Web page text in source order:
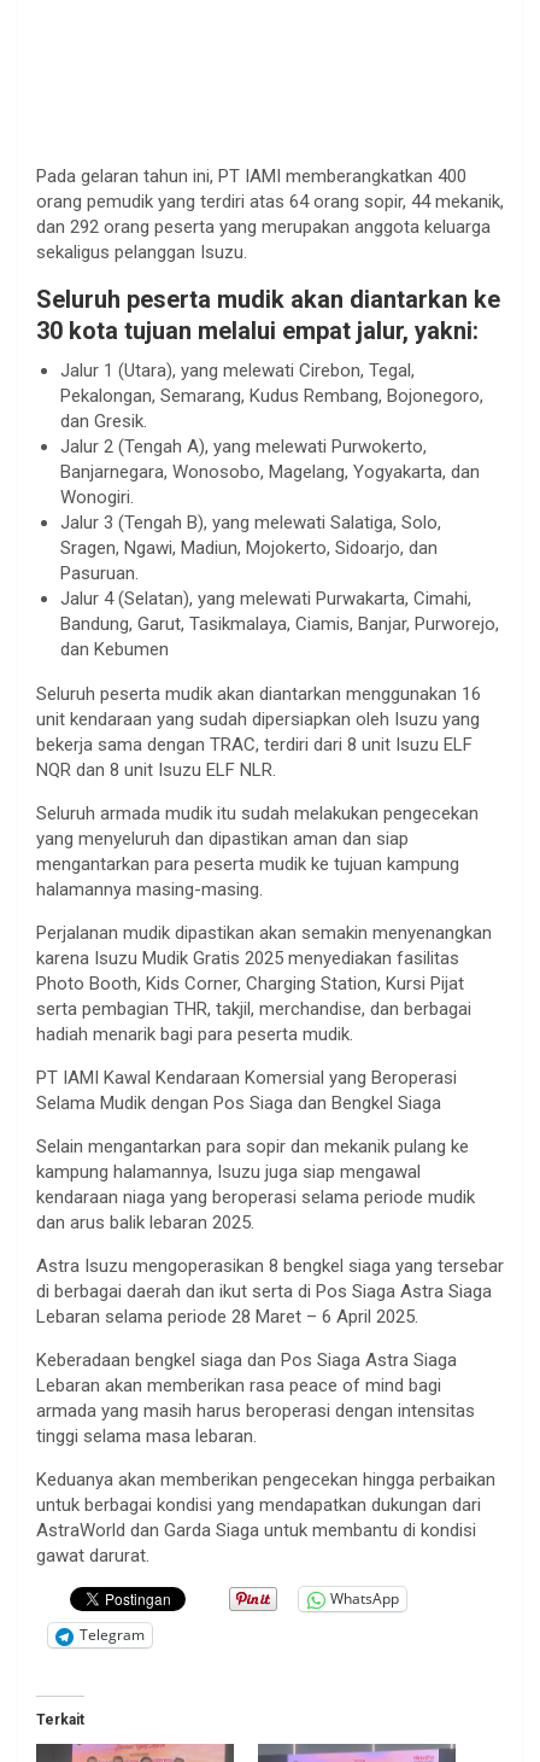
Pada gelaran tahun ini, PT IAMI memberangkatkan 400
orang pemudik yang terdiri atas 64 orang sopir, 44 mekanik,
dan 292 orang peserta yang merupakan anggota keluarga
sekaligus pelanggan Isuzu.
Seluruh peserta mudik akan diantarkan ke
30 kota tujuan melalui empat jalur, yakni:
Jalur 1 (Utara), yang melewati Cirebon, Tegal,
Pekalongan, Semarang, Kudus Rembang, Bojonegoro,
dan Gresik.
Jalur 2 (Tengah A), yang melewati Purwokerto,
Banjarnegara, Wonosobo, Magelang, Yogyakarta, dan
Wonogiri.
Jalur 3 (Tengah B), yang melewati Salatiga, Solo,
Sragen, Ngawi, Madiun, Mojokerto, Sidoarjo, dan
Pasuruan.
Jalur 4 (Selatan), yang melewati Purwakarta, Cimahi,
Bandung, Garut, Tasikmalaya, Ciamis, Banjar, Purworejo,
dan Kebumen
Seluruh peserta mudik akan diantarkan menggunakan 16
unit kendaraan yang sudah dipersiapkan oleh Isuzu yang
bekerja sama dengan TRAC, terdiri dari 8 unit Isuzu ELF
NQR dan 8 unit Isuzu ELF NLR.
Seluruh armada mudik itu sudah melakukan pengecekan
yang menyeluruh dan dipastikan aman dan siap
mengantarkan para peserta mudik ke tujuan kampung
halamannya masing-masing.
Perjalanan mudik dipastikan akan semakin menyenangkan
karena Isuzu Mudik Gratis 2025 menyediakan fasilitas
Photo Booth, Kids Corner, Charging Station, Kursi Pijat
serta pembagian THR, takjil, merchandise, dan berbagai
hadiah menarik bagi para peserta mudik.
PT IAMI Kawal Kendaraan Komersial yang Beroperasi
Selama Mudik dengan Pos Siaga dan Bengkel Siaga
Selain mengantarkan para sopir dan mekanik pulang ke
kampung halamannya, Isuzu juga siap mengawal
kendaraan niaga yang beroperasi selama periode mudik
dan arus balik lebaran 2025.
Astra Isuzu mengoperasikan 8 bengkel siaga yang tersebar
di berbagai daerah dan ikut serta di Pos Siaga Astra Siaga
Lebaran selama periode 28 Maret – 6 April 2025.
Keberadaan bengkel siaga dan Pos Siaga Astra Siaga
Lebaran akan memberikan rasa peace of mind bagi
armada yang masih harus beroperasi dengan intensitas
tinggi selama masa lebaran.
Keduanya akan memberikan pengecekan hingga perbaikan
untuk berbagai kondisi yang mendapatkan dukungan dari
AstraWorld dan Garda Siaga untuk membantu di kondisi
gawat darurat.
WhatsApp
Telegram
Terkait